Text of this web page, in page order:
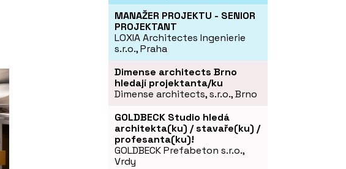
MANAŽER PROJEKTU - SENIOR
PROJEKTANT
LOXIA Architectes Ingenierie
s.r.o., Praha
Dimense architects Brno
hledají projektanta/ku
Dimense architects, s.r.o., Brno
GOLDBECK Studio hledá
architekta(ku) / stavaře(ku) /
profesanta(ku)!
GOLDBECK Prefabeton s.r.o.,
Vrdy